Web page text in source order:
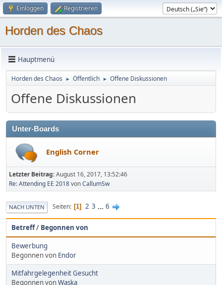
Einloggen Registrieren
Horden des Chaos
Hauptmenü
Horden des Chaos ► Öffentlich ► Offene Diskussionen
Offene Diskussionen
Unter-Boards
English Corner
Letzter Beitrag:August 16, 2017, 13:52:46
Re: Attending EE 2018vonCallumSw
NACH UNTEN Seiten 1 2 3 ... 6
Betreff/ Begonnen von
Bewerbung
Begonnen von Endor
Mitfahrgelegenheit Gesucht
Begonnen vonWaska